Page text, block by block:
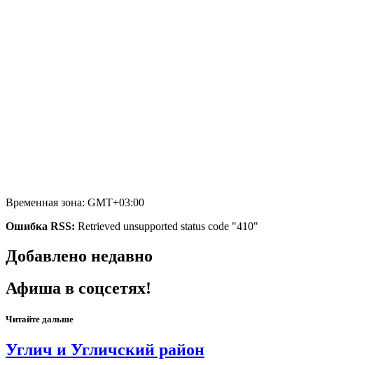
Временная зона: GMT+03:00
Ошибка RSS: Retrieved unsupported status code "410"
Добавлено недавно
Афиша в соцсетях!
Читайте дальше
Углич и Угличский район